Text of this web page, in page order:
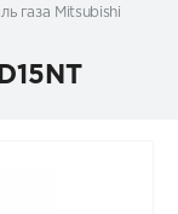
газа Mitsubishi